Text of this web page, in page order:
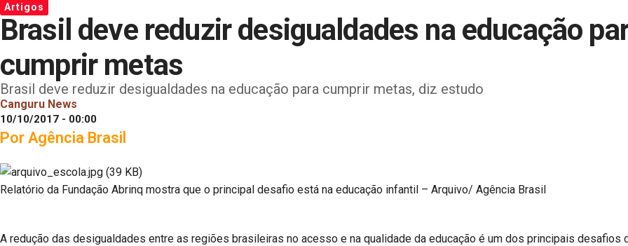
Artigos
Brasil deve reduzir desigualdades na educação
cumprir metas
Brasil deve reduzir desigualdades na educação para cumprir metas, diz estudo
Canguru News
10/10/2017 - 00:00
Por Agência Brasil
Relatório da Fundação Abrinq mostra que o principal desafio está na educação infantil – Arquivo/ Agência Brasil
A redução das desigualdades entre as regiões brasileiras no acesso e na qualidade da educação é um dos principais desafios